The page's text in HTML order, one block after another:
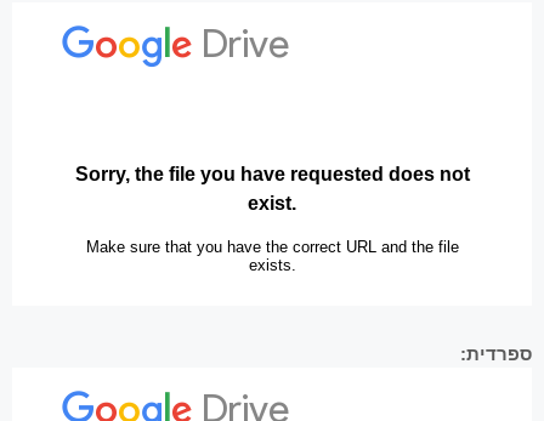
ספרדית: